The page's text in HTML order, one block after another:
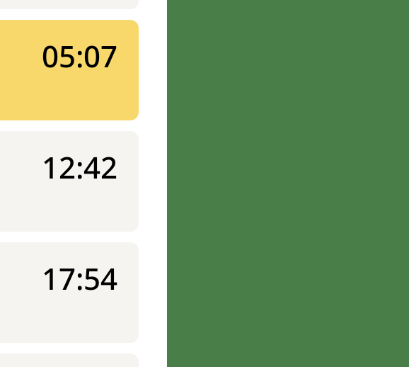
05:07
12:42
17:54